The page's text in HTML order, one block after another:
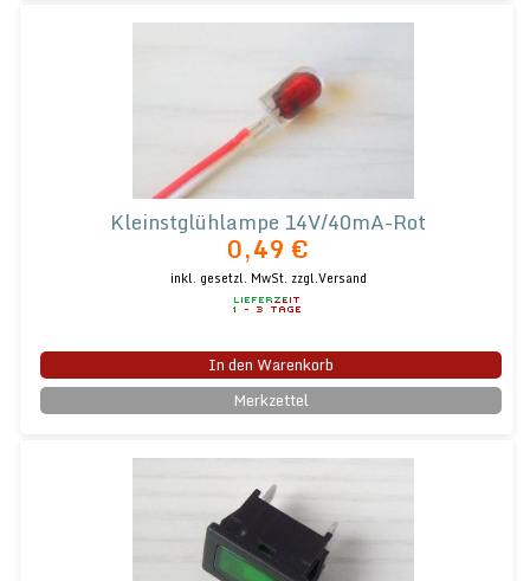
Kleinstglühlampe 14V/40mA-Rot
0,49 €
inkl. gesetzl. MwSt. zzgl.Versand
In den Warenkorb
Merkzettel